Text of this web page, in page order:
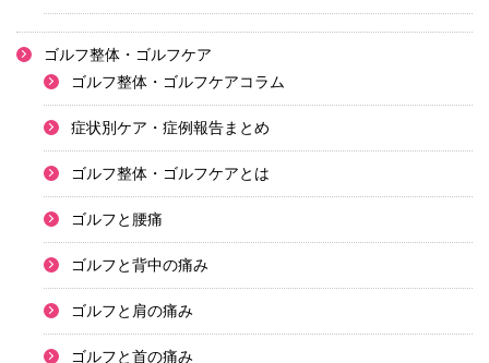
ゴルフ整体・ゴルフケア
ゴルフ整体・ゴルフケアコラム
症状別ケア・症例報告まとめ
ゴルフ整体・ゴルフケアとは
ゴルフと腰痛
ゴルフと背中の痛み
ゴルフと肩の痛み
ゴルフと首の痛み